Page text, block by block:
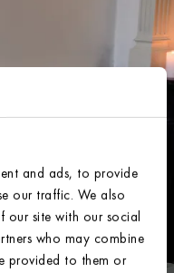
and ads, to provide
our traffic. We also
our site with our social
who may combine
provided to them or